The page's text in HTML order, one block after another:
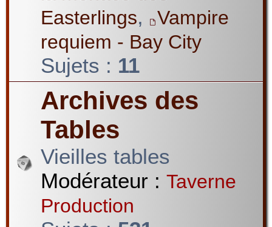
Easterlings,
Vampire
requiem - Bay City
Sujets : 11
Archives des
Tables
Vieilles tables
Modérateur : Taverne
Production